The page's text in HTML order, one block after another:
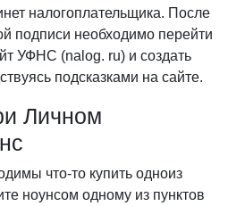
налогоплательщика. После
подписи необходимо перейти
УФНС (nalog. ru) и создать
подсказками на сайте.
Личном
что-то купить одноиз
ноунсом одному из пунктов